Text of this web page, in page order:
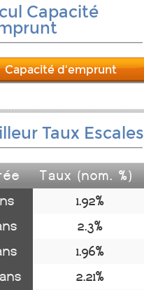
Capacité
Capacité d'emprunt
Taux Escales
Taux (nom. %)
1.92%
2.3%
1.96%
2.21%